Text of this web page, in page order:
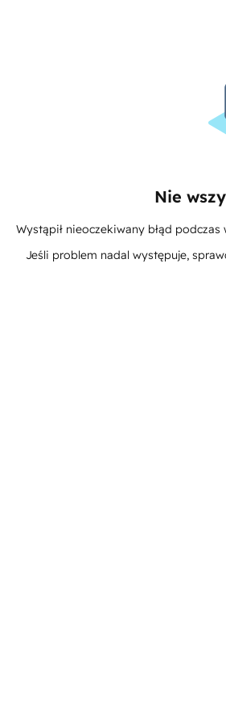
Nie
Wystąpił nieoczekiwany błąd
Jeśli problem nadal występuje,